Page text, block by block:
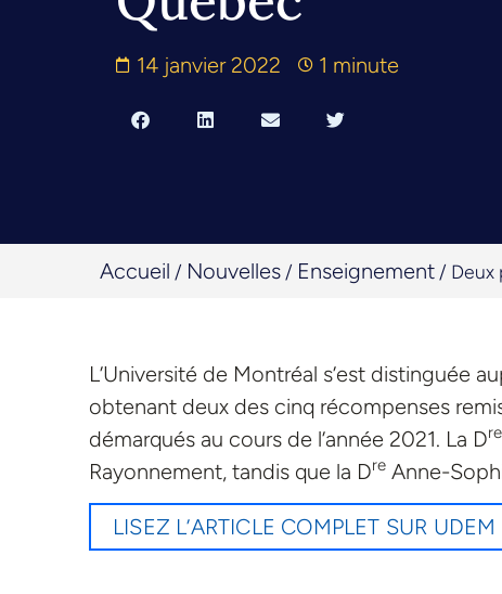
14 janvier 2022 1 minute
Accueil / Nouvelles / Enseignement / Deux
L’Université de Montréal s’est distinguée
obtenant deux des cinq récompenses
démarqués au cours de l’année 2021. La Dre
Rayonnement, tandis que la Dre Anne-
LISEZ L’ARTICLE COMPLET SUR